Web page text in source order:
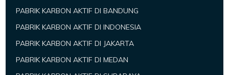
PABRIK KARBON AKTIF DI BANDUNG
PABRIK KARBON AKTIF DI INDONESIA
PABRIK KARBON AKTIF DI JAKARTA
PABRIK KARBON AKTIF DI MEDAN